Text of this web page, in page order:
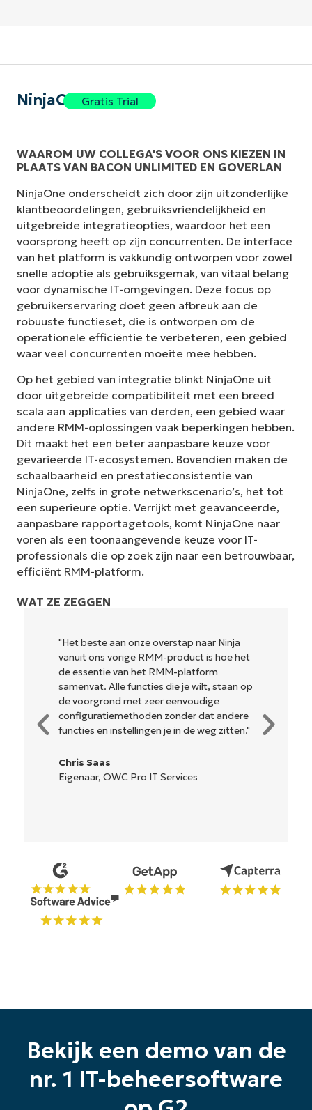
NinjaOneGratis Trial
WAAROM UW COLLEGA'S VOOR ONS KIEZEN IN
PLAATS VAN BACON UNLIMITED EN GOVERLAN
NinjaOne onderscheidt zich door zijn uitzonderlijke
klantbeoordelingen, gebruiksvriendelijkheid en
uitgebreide integratieopties, waardoor het een
voorsprong heeft op zijn concurrenten. De interface
van het platform is vakkundig ontworpen voor zowel
snelle adoptie als gebruiksgemak, van vitaal belang
voor dynamische IT-omgevingen. Deze focus op
gebruikerservaring doet geen afbreuk aan de
robuuste functieset, die is ontworpen om de
operationele efficiëntie te verbeteren, een gebied
waar veel concurrenten moeite mee hebben.
Op het gebied van integratie blinkt NinjaOne uit
door uitgebreide compatibiliteit met een breed
scala aan applicaties van derden, een gebied waar
andere RMM-oplossingen vaak beperkingen hebben.
Dit maakt het een beter aanpasbare keuze voor
gevarieerde IT-ecosystemen. Bovendien maken de
schaalbaarheid en prestatieconsistentie van
NinjaOne, zelfs in grote netwerkscenario’s, het tot
een superieure optie. Verrijkt met geavanceerde,
aanpasbare rapportagetools, komt NinjaOne naar
voren als een toonaangevende keuze voor IT-
professionals die op zoek zijn naar een betrouwbaar,
efficiënt RMM-platform.
WAT ZE ZEGGEN
overstap naar Ninja
product is hoe het
RMM-platform
die je wilt, staan op
eenvoudige
zonder dat andere
je in de weg zitten."
"NinjaOne is ongelofelijk
en combineert een
krachtige back-end
ingewikkelde installatie of
beheren interface. Alle
hulpmiddelen zijn duidelijk
gemakkelijk te begrijpen
Ryan Reiffenberger
Bekijk een demo van de
nr. 1 IT-beheersoftware